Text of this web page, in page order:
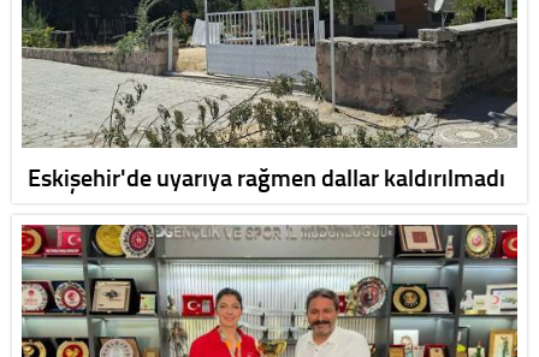
Eskişehir'de uyarıya rağmen dallar kaldırılmadı